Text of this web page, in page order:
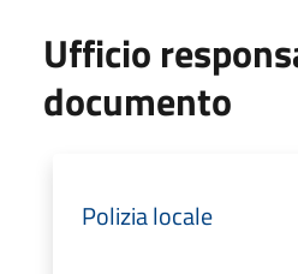
Ufficio
documento
Polizia locale